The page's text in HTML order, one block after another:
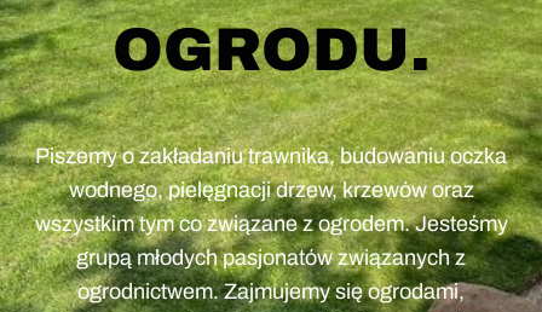
OGRODU.
Piszemy o zakładaniu trawnika, budowaniu oczka
wodnego, pielęgnacji drzew, krzewów oraz
wszystkim tym co związane z ogrodem. Jesteśmy
grupą młodych pasjonatów związanych z
ogrodnictwem. Zajmujemy się ogrodami,